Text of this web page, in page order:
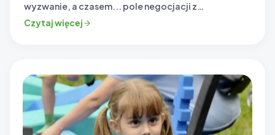
wyzwanie, a czasem... pole negocjacji z
rówieśnikami o „dostawy…
Czytaj więcej